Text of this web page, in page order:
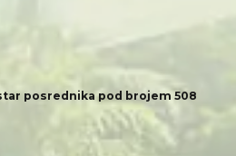
posrednika pod brojem 508